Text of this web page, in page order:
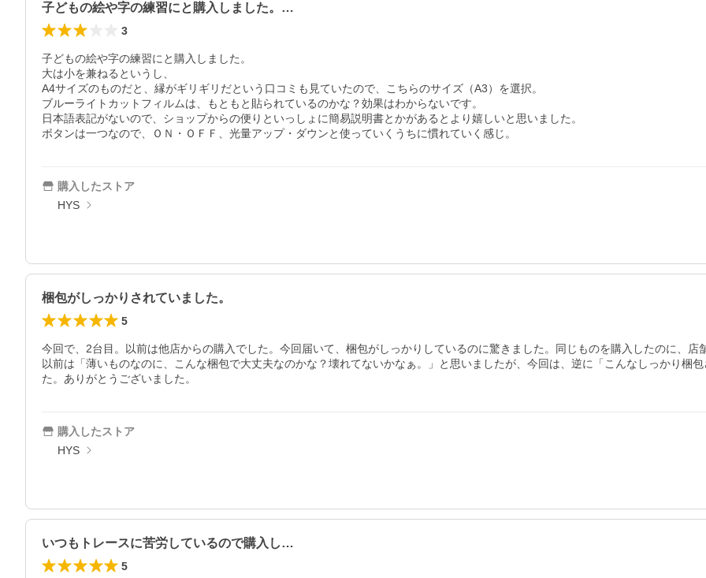
子どもの絵や字の練習にと購入しました。…
3
子どもの絵や字の練習にと購入しました。
大は小を兼ねるというし、
A4サイズのものだと、縁がギリギリだという口コミも見ていたので、こちらのサイズ（A3）を選択。
ブルーライトカットフィルムは、もともと貼られているのかな？効果はわからないです。
日本語表記がないので、ショップからの便りといっしょに簡易説明書とかがあるとより嬉しいと思いました。
ボタンは一つなので、ＯＮ・ＯＦＦ、光量アップ・ダウンと使っていくうちに慣れていく感じ。
購入したストア
HYS
梱包がしっかりされていました。
5
今回で、2台目。以前は他店からの購入でした。今回届いて、梱包がしっかりしているのに驚きました。同じものを購入したのに、店
以前は「薄いものなのに、こんな梱包で大丈夫なのかな？壊れてないかなぁ。」と思いましたが、今回は、逆に「こんなしっかり梱
た。ありがとうございました。
購入したストア
HYS
いつもトレースに苦労しているので購入し…
5